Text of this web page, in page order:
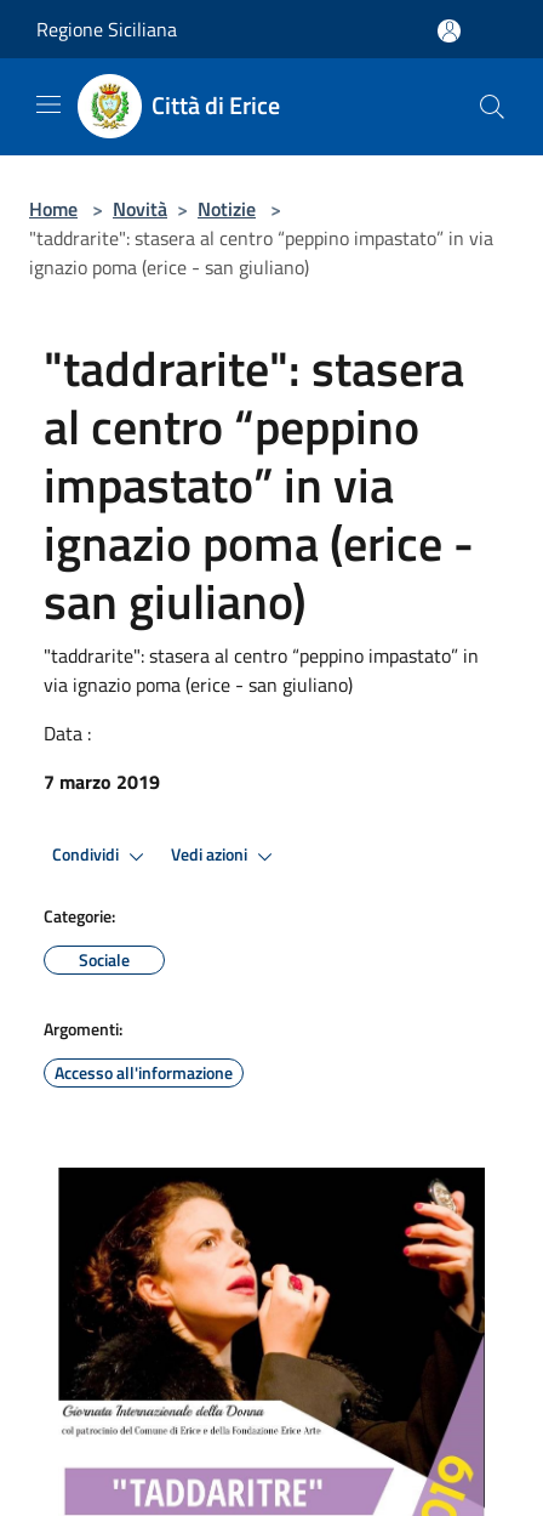
Regione Siciliana
Città di Erice
Home > Novità > Notizie >
"taddrarite": stasera al centro “peppino impastato” in via
ignazio poma (erice - san giuliano)
"taddrarite": stasera
al centro “peppino
impastato” in via
ignazio poma (erice -
san giuliano)
"taddrarite": stasera al centro “peppino impastato” in
via ignazio poma (erice - san giuliano)
Data :
7 marzo 2019
Condividi Vedi azioni
Categorie:
Sociale
Argomenti:
Accesso all'informazione